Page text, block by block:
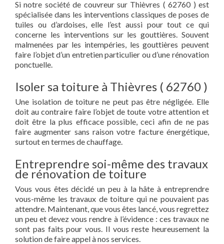
Si notre société de couvreur sur Thièvres ( 62760 ) est
spécialisée dans les interventions classiques de poses de
tuiles ou d’ardoises, elle l’est aussi pour tout ce qui
concerne les interventions sur les gouttières. Souvent
malmenées par les intempéries, les gouttières peuvent
faire l’objet d’un entretien particulier ou d’une rénovation
ponctuelle.
Isoler sa toiture à Thièvres ( 62760 )
Une isolation de toiture ne peut pas être négligée. Elle
doit au contraire faire l’objet de toute votre attention et
doit être la plus efficace possible, ceci afin de ne pas
faire augmenter sans raison votre facture énergétique,
surtout en termes de chauffage.
Entreprendre soi-même des travaux
de rénovation de toiture
Vous vous êtes décidé un peu à la hâte à entreprendre
vous-même les travaux de toiture qui ne pouvaient pas
attendre. Maintenant, que vous êtes lancé, vous regrettez
un peu et devez vous rendre à l’évidence : ces travaux ne
sont pas faits pour vous. Il vous reste heureusement la
solution de faire appel à nos services.